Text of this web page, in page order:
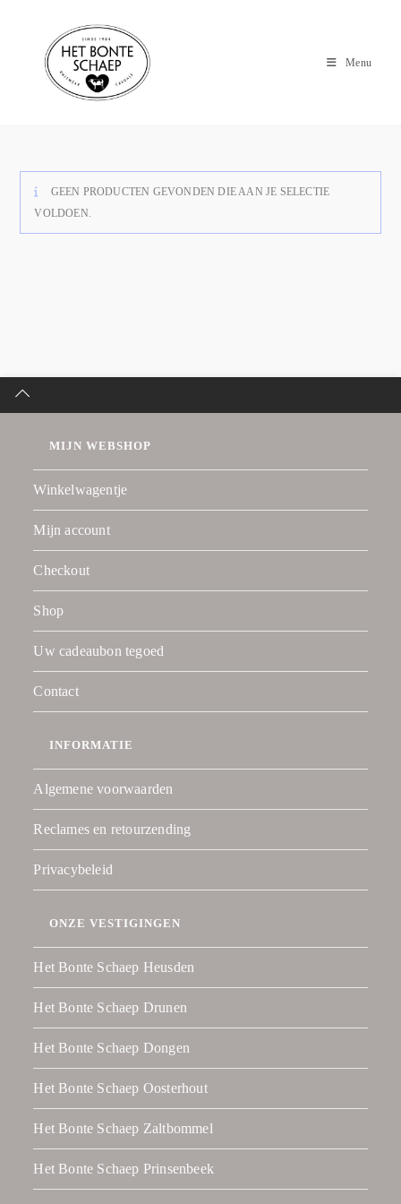
Menu
GEEN PRODUCTEN GEVONDEN DIE AAN JE SELECTIE
VOLDOEN.
MIJN WEBSHOP
Winkelwagentje
Mijn account
Checkout
Shop
Uw cadeaubon tegoed
Contact
INFORMATIE
Algemene voorwaarden
Reclames en retourzending
Privacybeleid
ONZE VESTIGINGEN
Het Bonte Schaep Heusden
Het Bonte Schaep Drunen
Het Bonte Schaep Dongen
Het Bonte Schaep Oosterhout
Het Bonte Schaep Zaltbommel
Het Bonte Schaep Prinsenbeek